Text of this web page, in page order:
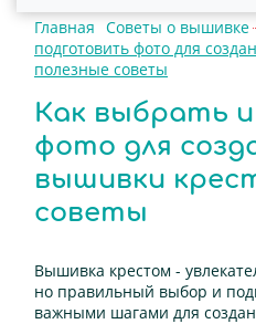
Главная Советы о вышивке
подготовить фото для
полезные советы
Как выбрать
фото для
вышивки
советы
Вышивка крестом -
но правильный выбор и
важными шагами для